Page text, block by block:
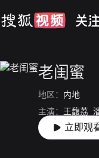
老闺蜜
地区： 内地
主演：
王馥荔
导演： 乔梁
立即观